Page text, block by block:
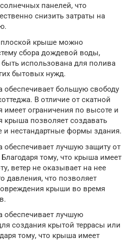
панелей, что
снизить затраты на
плоской крыше можно
сбора дождевой воды,
использована для полива
бытовых нужд.
обеспечивает большую свободу
В отличие от скатной
имеет ограничения по высоте и
крыша позволяет создавать
и нестандартные формы здания.
лучшую защиту от
тому, что крыша имеет
ветер не оказывает на нее
давления, что позволяет
крыши во время
обеспечивает лучшую
создания крытой террасы или
тому, что крыша имеет